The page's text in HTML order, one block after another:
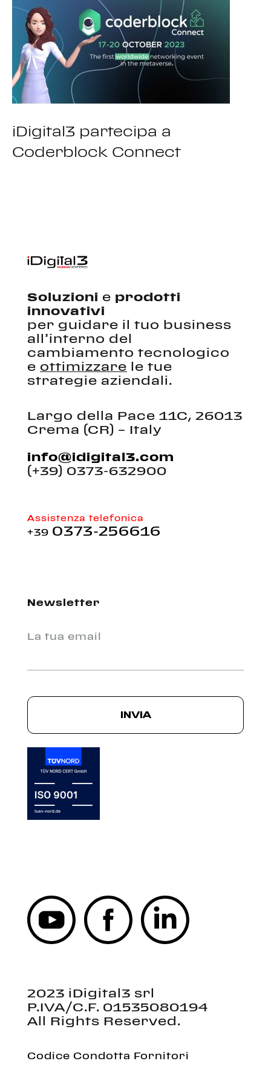
iDigital3 partecipa a
Coderblock Connect
Soluzioni e prodotti
innovativi
per guidare il tuo business
all’interno del
cambiamento tecnologico
e ottimizzare le tue
strategie aziendali.
Largo della Pace 11C, 26013
Crema (CR) – Italy
info@idigital3.com
(+39) 0373-632900
Assistenza telefonica
+39 0373-256616
Newsletter
La tua email
2023 iDigital3 srl
P.IVA/C.F. 01535080194
All Rights Reserved.
Codice Condotta Fornitori